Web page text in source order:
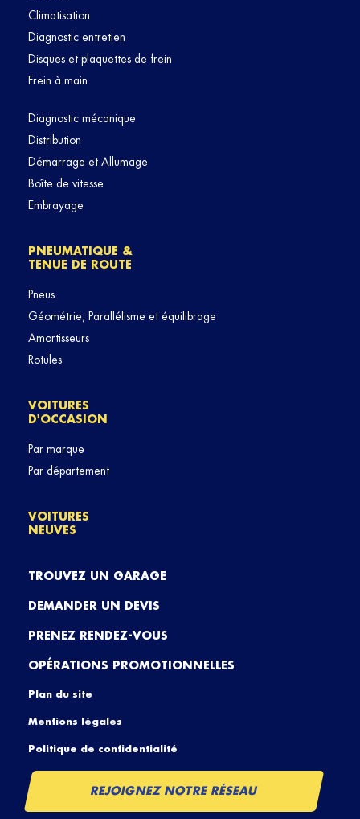
Climatisation
Diagnostic entretien
Disques et plaquettes de frein
Frein à main
Diagnostic mécanique
Distribution
Démarrage et Allumage
Boîte de vitesse
Embrayage
PNEUMATIQUE &
TENUE DE ROUTE
Pneus
Géométrie, Parallélisme et équilibrage
Amortisseurs
Rotules
VOITURES
D'OCCASION
Par marque
Par département
VOITURES
NEUVES
TROUVEZ UN GARAGE
DEMANDER UN DEVIS
PRENEZ RENDEZ-VOUS
OPÉRATIONS PROMOTIONNELLES
Plan du site
Mentions légales
Politique de confidentialité
REJOIGNEZ NOTRE RÉSEAU